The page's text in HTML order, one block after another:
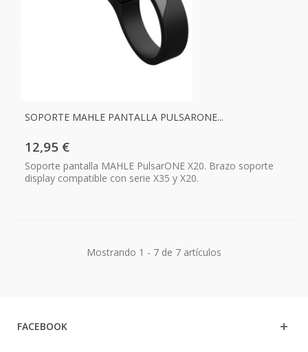
SOPORTE MAHLE PANTALLA PULSARONE...
12,95 €
Soporte pantalla MAHLE PulsarONE X20. Brazo soporte
display compatible con serie X35 y X20.
Mostrando 1 - 7 de 7 artículos
FACEBOOK